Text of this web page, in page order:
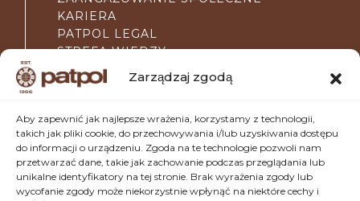
Zarządzaj zgodą
Aby zapewnić jak najlepsze wrażenia, korzystamy z technologii,
takich jak pliki cookie, do przechowywania i/lub uzyskiwania dostępu
do informacji o urządzeniu. Zgoda na te technologie pozwoli nam
przetwarzać dane, takie jak zachowanie podczas przeglądania lub
unikalne identyfikatory na tej stronie. Brak wyrażenia zgody lub
wycofanie zgody może niekorzystnie wpłynąć na niektóre cechy i
KARIERA
PATPOL LEGAL
STREFA WIEDZY
KONTAKT
PATENTY
DODATKOWE PRAWO OCHRONNE
WZORY UŻYTKOWE
ZNAKI TOWAROWE
WZORY PRZEMYSŁOWE